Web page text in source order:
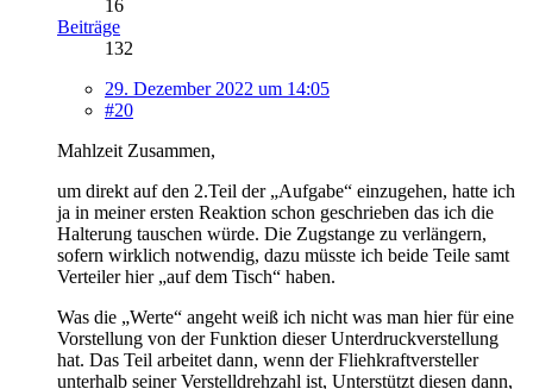
16
Beiträge
132
29. Dezember 2022 um 14:05
#20
Mahlzeit Zusammen,
um direkt auf den 2.Teil der „Aufgabe“ einzugehen, hatte ich
ja in meiner ersten Reaktion schon geschrieben das ich die
Halterung tauschen würde. Die Zugstange zu verlängern,
sofern wirklich notwendig, dazu müsste ich beide Teile samt
Verteiler hier „auf dem Tisch“ haben.
Was die „Werte“ angeht weiß ich nicht was man hier für eine
Vorstellung von der Funktion dieser Unterdruckverstellung
hat. Das Teil arbeitet dann, wenn der Fliehkraftversteller
unterhalb seiner Verstelldrehzahl ist, Unterstützt diesen dann,